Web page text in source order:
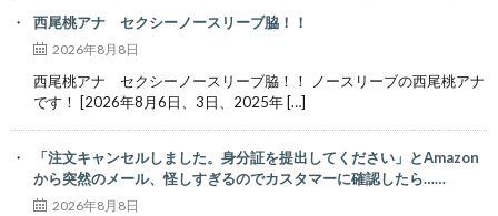
西尾桃アナ セクシーノースリーブ脇！！
2026年8月8日
西尾桃アナ セクシーノースリーブ脇！！ ノースリーブの西尾桃アナ
です！ [2026年8月6日、3日、2025年 […]
「注文キャンセルしました。身分証を提出してください」とAmazon
から突然のメール、怪しすぎるのでカスタマーに確認したら……
2026年8月8日